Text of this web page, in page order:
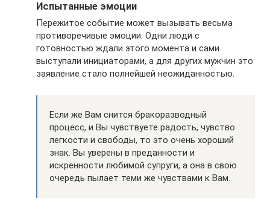
Испытанные эмоции
Пережитое событие может вызывать весьма
противоречивые эмоции. Одни люди с
готовностью ждали этого момента и сами
выступали инициаторами, а для других мужчин это
заявление стало полнейшей неожиданностью.
Если же Вам снится бракоразводный
процесс, и Вы чувствуете радость, чувство
легкости и свободы, то это очень хороший
знак. Вы уверены в преданности и
искренности любимой супруги, а она в свою
очередь пылает теми же чувствами к Вам.